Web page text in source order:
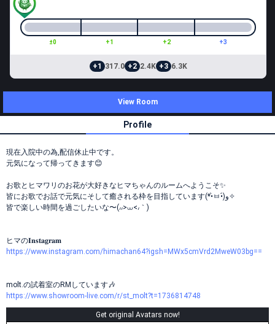
±0 +1 +2 +3
+1 317.0 +2 2.4K +3 6.3K
View Room
Profile
現在入院中の為,配信休止中です。
元気になって帰ってきます😊
お歌とヒマワリのお花が大好きなヒマちゃんのルームへようこそ✨
皆にお歌でお話で元気にそして癒される枠を目指しています(*•̀ㅂ•́)و✧
皆で楽しい時間を過ごしたいな〜(៸៸>⩊<៸｀)
ヒマの𝐈𝐧𝐬𝐭𝐚𝐠𝐫𝐚𝐦
https://www.instagram.com/himachan64?igsh=MWx5cmVrd2MweW03bg==
molt.の試着室のRMしています🎶
https://www.showroom-live.com/r/st_molt?t=1736814748
Get original Avatars now!